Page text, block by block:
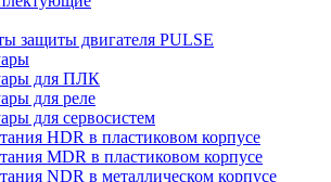
защиты двигателя PULSE
для ПЛК
для реле
для сервосистем
HDR в пластиковом корпусе
MDR в пластиковом корпусе
NDR в металлическом корпусе